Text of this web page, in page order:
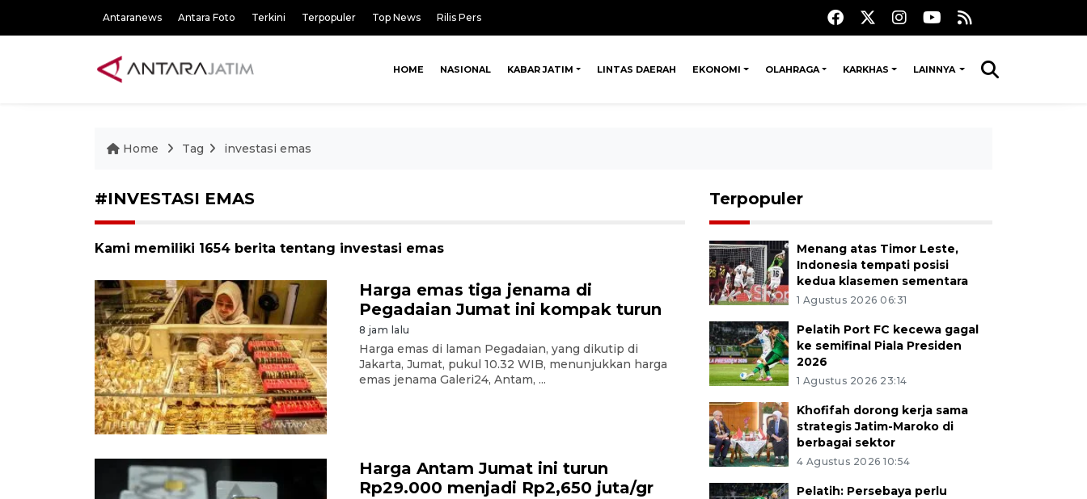
Antaranews Antara Foto Terkini Terpopuler Top News Rilis Pers
HOME NASIONAL KABAR JATIM LINTAS DAERAH EKONOMI OLAHRAGA KARKHAS LAINNYA
Home Tag investasi emas
#INVESTASI EMAS
Kami memiliki 1654 berita tentang investasi emas
Harga emas tiga jenama di
Pegadaian Jumat ini kompak turun
8 jam lalu
Harga emas di laman Pegadaian, yang dikutip di
Jakarta, Jumat, pukul 10.32 WIB, menunjukkan harga
emas jenama Galeri24, Antam, ...
Harga Antam Jumat ini turun
Rp29.000 menjadi Rp2,650 juta/gr
Terpopuler
Menang atas Timor Leste,
Indonesia tempati posisi
kedua klasemen sementara
1 Agustus 2026 06:31
Pelatih Port FC kecewa gagal
ke semifinal Piala Presiden
2026
1 Agustus 2026 23:14
Khofifah dorong kerja sama
strategis Jatim-Maroko di
berbagai sektor
4 Agustus 2026 10:54
Pelatih: Persebaya perlu